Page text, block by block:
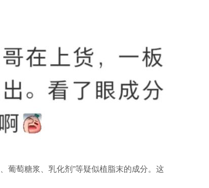
葡萄糖浆、乳化剂”等疑似植脂末的成分。这